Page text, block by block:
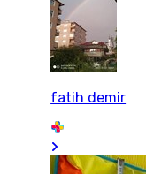
fatih demir